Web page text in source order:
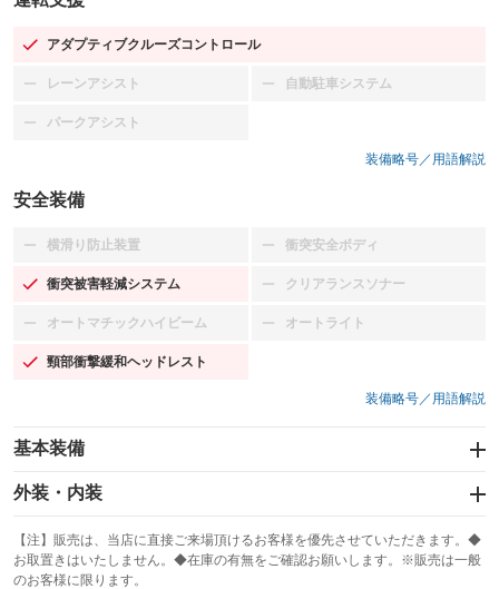
アダプティブクルーズコントロール
：装備あり
レーンアシスト
：装備なし 自動駐車システム
：装備なし
パークアシスト
：装備なし
装備略号／用語解説
安全装備
横滑り防止装置
：装備なし 衝突安全ボディ
：装備なし
衝突被害軽減システム
：装備あり クリアランスソナー
：装備なし
オートマチックハイビーム
：装備なし オートライト
：装備なし
頸部衝撃緩和ヘッドレスト
：装備あり
装備略号／用語解説
基本装備
エアバッグ：運転席/助手席/サイド
：装備あり
：装備なし
サンルーフ
：装備なし ABS
外装・内装
カーナビ：メモリーナビ他
：装備あり
TV：ワンセグ
：装備あり
【注】販売は、当店に直接ご来場頂けるお客様を優先させていただきます。◆
お取置きはいたしません。◆在庫の有無をご確認お願いします。※販売は一般
のお客様に限ります。